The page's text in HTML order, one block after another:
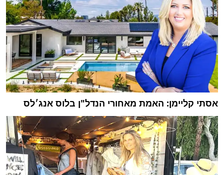
אסתי קליימן: האמת מאחורי הנדל"ן בלוס אנג׳לס